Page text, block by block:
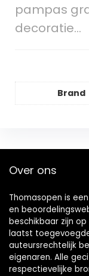
pampas
decoratie…
Brand
Over ons
Thomasopen is
en
beschikbaar zijn
laatst
auteursrechtelijk
eigenaren. Alle
respectievelijke